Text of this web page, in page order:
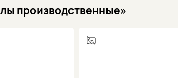
производственные»